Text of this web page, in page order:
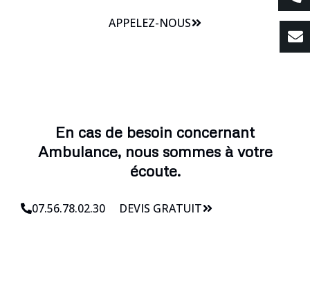
APPELEZ-NOUS
En cas de besoin concernant
Ambulance, nous sommes à votre
écoute.
07.56.78.02.30 DEVIS GRATUIT